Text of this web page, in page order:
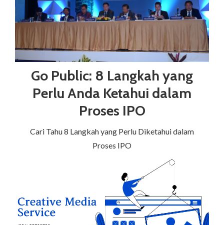
Go Public: 8 Langkah yang
Perlu Anda Ketahui dalam
Proses IPO
Cari Tahu 8 Langkah yang Perlu Diketahui dalam
Proses IPO